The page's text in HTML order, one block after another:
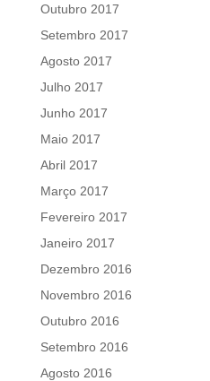
Outubro 2017
Setembro 2017
Agosto 2017
Julho 2017
Junho 2017
Maio 2017
Abril 2017
Março 2017
Fevereiro 2017
Janeiro 2017
Dezembro 2016
Novembro 2016
Outubro 2016
Setembro 2016
Agosto 2016